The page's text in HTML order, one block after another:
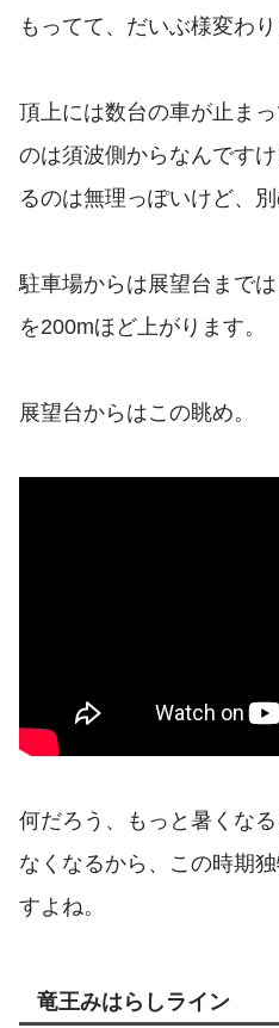
もってて、だいぶ様変わり
頂上には数台の車が止ま
のは須波側からなんです
るのは無理っぽいけど、
駐車場からは展望台まで
を200mほど上がります。
展望台からはこの眺め。
何だろう、もっと暑くな
なくなるから、この時期
すよね。
竜王みはらしライン